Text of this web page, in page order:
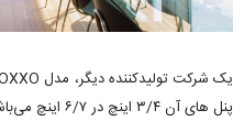
پنل های آن ۳/۴ اینچ در ۶/۷ اینچ می‌باشد. عرض دهانه آن نیز ۸ اینچ است.